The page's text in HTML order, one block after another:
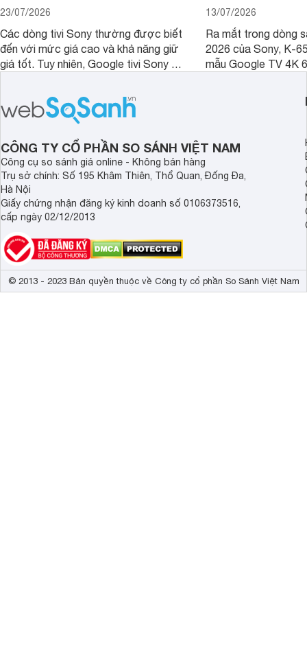
23/07/2026
Các dòng tivi Sony thường được biết
đến với mức giá cao và khả năng giữ
giá tốt. Tuy nhiên, Google tivi Sony 55
hợp đáng chú ý khi có mức giá dễ
tiếp cận hơn dù mới ra mắt trong năm
13/07/2026
Ra mắt trong dòng
2026 của Sony, K-
mẫu Google TV 4K
tảng Google TV
nghệ hỗ trợ nâng
CÔNG TY CỔ PHẦN SO SÁNH VIỆT NAM
Công cụ so sánh giá online - Không bán hàng
Trụ sở chính: Số 195 Khâm Thiên, Thổ Quan, Đống Đa,
Hà Nội
Giấy chứng nhận đăng ký kinh doanh số 0106373516,
cấp ngày 02/12/2013
© 2013 - 2023 Bản quyền thuộc về Công ty cổ phần So Sánh Việt Nam